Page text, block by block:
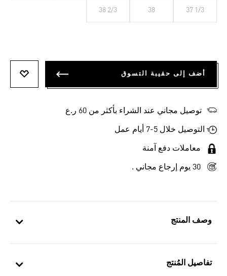
وصف المنتج
تفاصيل المُنتج
37 1/3
38
38 2/3
أضف إلى حقيبة التسوق
توصيل مجاني عند الشراء بأكثر من 60 ر.ع
التوصيل خلال 5-7 أيام عمل
معاملات دفع آمنة